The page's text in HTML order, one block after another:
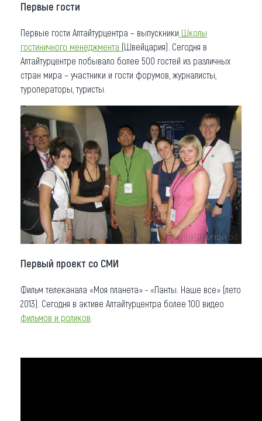
Первые гости
Первые гости Алтайтурцентра – выпускники Школы
гостиничного менеджмента (Швейцария). Сегодня в
Алтайтурцентре побывало более 500 гостей из различных
стран мира – участники и гости форумов, журналисты,
туроператоры, туристы.
Первый проект со СМИ
Фильм телеканала «Моя планета» - «Панты. Наше все» (лето
2013). Сегодня в активе Алтайтурцентра более 100 видео
фильмов и роликов